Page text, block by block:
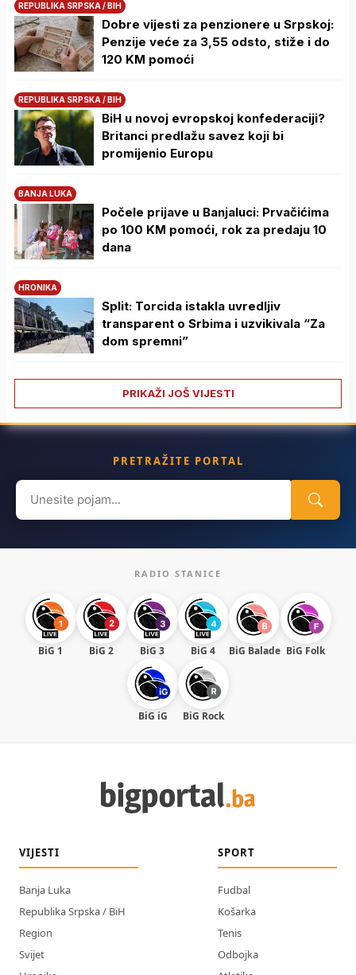
REPUBLIKA SRPSKA / BIH
Dobre vijesti za penzionere u Srpskoj:
Penzije veće za 3,55 odsto, stiže i do
120 KM pomoći
REPUBLIKA SRPSKA / BIH
BiH u novoj evropskoj konfederaciji?
Britanci predlažu savez koji bi
promijenio Europu
BANJA LUKA
Počele prijave u Banjaluci: Prvačićima
po 100 KM pomoći, rok za predaju 10
dana
HRONIKA
Split: Torcida istakla uvredljiv
transparent o Srbima i uzvikivala “Za
dom spremni”
PRIKAŽI JOŠ VIJESTI
PRETRAŽITE PORTAL
Search
for:
RADIO STANICE
BiG 1 BiG 2 BiG 3 BiG 4 BiG Balade BiG Folk
BiG iG BiG Rock
VIJESTI
Banja Luka
Republika Srpska / BiH
Region
Svijet
SPORT
Fudbal
Košarka
Tenis
Odbojka